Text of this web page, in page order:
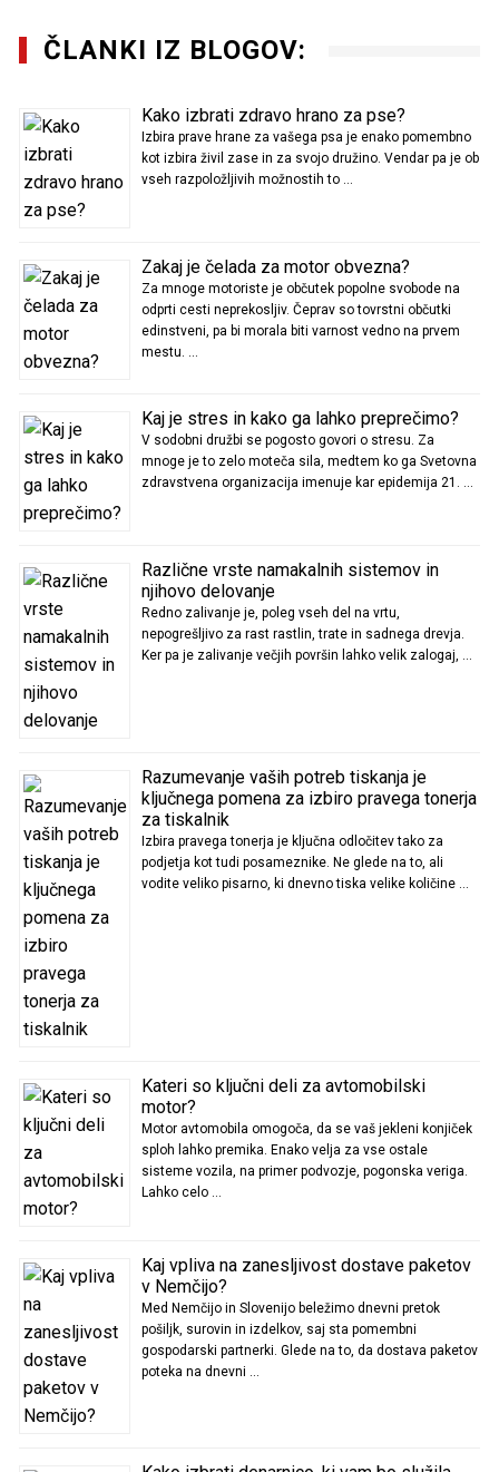
ČLANKI IZ BLOGOV:
Kako izbrati zdravo hrano za pse?
Izbira prave hrane za vašega psa je enako pomembno
kot izbira živil zase in za svojo družino. Vendar pa je ob
vseh razpoložljivih možnostih to …
Zakaj je čelada za motor obvezna?
Za mnoge motoriste je občutek popolne svobode na
odprti cesti neprekosljiv. Čeprav so tovrstni občutki
edinstveni, pa bi morala biti varnost vedno na prvem
mestu. …
Kaj je stres in kako ga lahko preprečimo?
V sodobni družbi se pogosto govori o stresu. Za
mnoge je to zelo moteča sila, medtem ko ga Svetovna
zdravstvena organizacija imenuje kar epidemija 21. …
Različne vrste namakalnih sistemov in
njihovo delovanje
Redno zalivanje je, poleg vseh del na vrtu,
nepogrešljivo za rast rastlin, trate in sadnega drevja.
Ker pa je zalivanje večjih površin lahko velik zalogaj, …
Razumevanje vaših potreb tiskanja je
ključnega pomena za izbiro pravega tonerja
za tiskalnik
Izbira pravega tonerja je ključna odločitev tako za
podjetja kot tudi posameznike. Ne glede na to, ali
vodite veliko pisarno, ki dnevno tiska velike količine …
Kateri so ključni deli za avtomobilski
motor?
Motor avtomobila omogoča, da se vaš jekleni konjiček
sploh lahko premika. Enako velja za vse ostale
sisteme vozila, na primer podvozje, pogonska veriga.
Lahko celo …
Kaj vpliva na zanesljivost dostave paketov
v Nemčijo?
Med Nemčijo in Slovenijo beležimo dnevni pretok
pošiljk, surovin in izdelkov, saj sta pomembni
gospodarski partnerki. Glede na to, da dostava paketov
poteka na dnevni …